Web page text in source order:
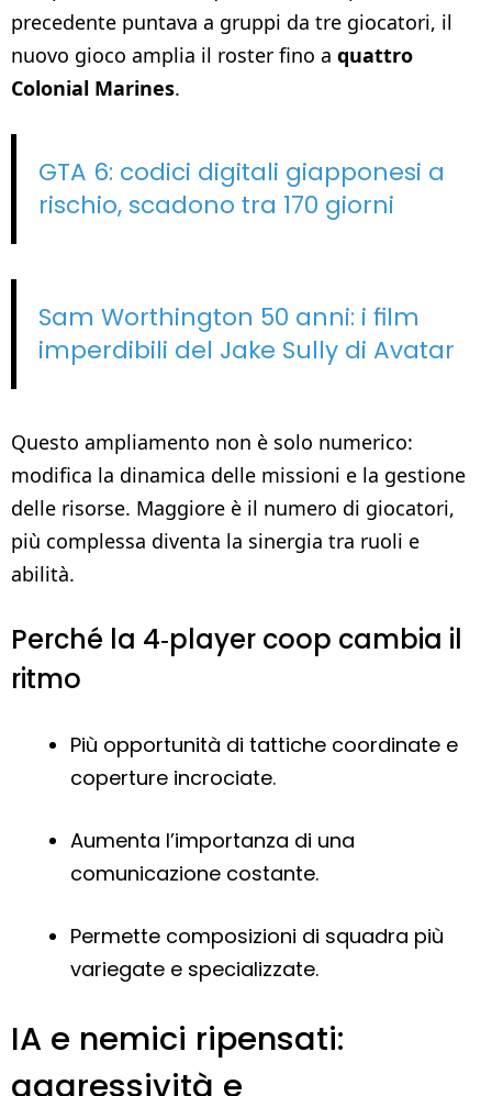
precedente puntava a gruppi da tre giocatori, il
nuovo gioco amplia il roster fino a quattro
Colonial Marines.
GTA 6: codici digitali giapponesi a
rischio, scadono tra 170 giorni
Sam Worthington 50 anni: i film
imperdibili del Jake Sully di Avatar
Questo ampliamento non è solo numerico:
modifica la dinamica delle missioni e la gestione
delle risorse. Maggiore è il numero di giocatori,
più complessa diventa la sinergia tra ruoli e
abilità.
Perché la 4‑player coop cambia il
ritmo
Più opportunità di tattiche coordinate e
coperture incrociate.
Aumenta l’importanza di una
comunicazione costante.
Permette composizioni di squadra più
variegate e specializzate.
IA e nemici ripensati:
aggressività e